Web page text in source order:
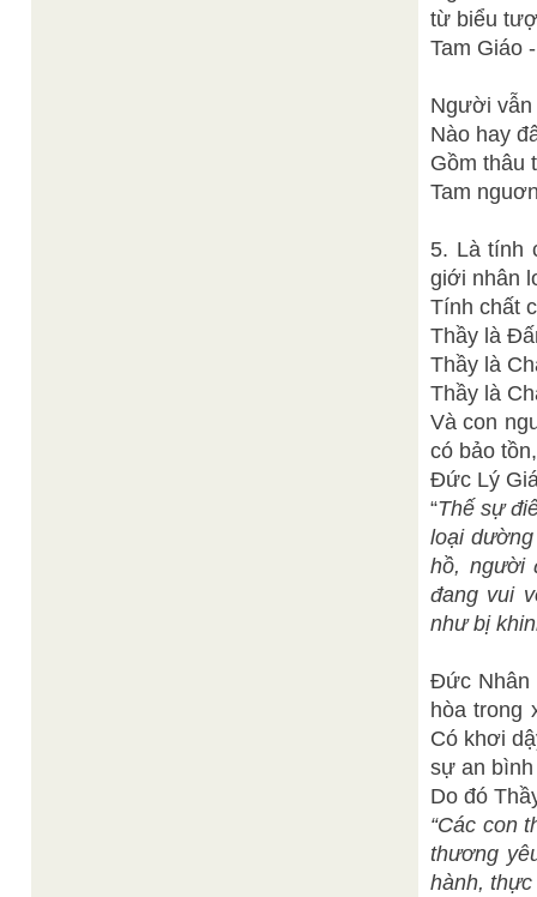
từ biểu
Tam Giáo
Người
Nào hay
Gồm thâu
Tam
5. Là tính
giới nhân
Tính chất
Thầy là
Thầy là
Thầy là
Và con
có bảo
Đức Lý
“Thế sự
loại
hồ, người
đang vui
như bị
Đức Nhân
hòa trong
Có khơi
sự an
Do đó
“Các con
thương
hành,